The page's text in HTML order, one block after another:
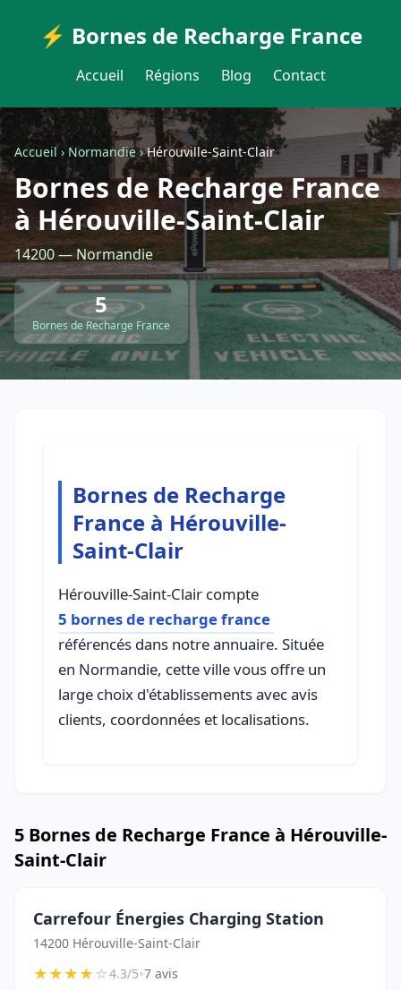
⚡ Bornes de Recharge France
Accueil Régions Blog Contact
Accueil›Normandie›Hérouville-Saint-Clair
Bornes de Recharge France
à Hérouville-Saint-Clair
14200 — Normandie
5
Bornes de Recharge France
Bornes de Recharge
France à Hérouville-
Saint-Clair
Hérouville-Saint-Clair compte
5 bornes de recharge france
référencés dans notre annuaire. Située
en Normandie, cette ville vous offre un
large choix d'établissements avec avis
clients, coordonnées et localisations.
5 Bornes de Recharge France à Hérouville-
Saint-Clair
Carrefour Énergies Charging Station
14200 Hérouville-Saint-Clair
★★★★☆4.3/5•7 avis